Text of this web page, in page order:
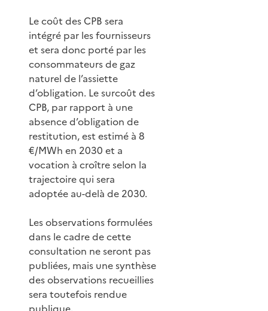
Le coût des CPB sera
intégré par les fournisseurs
et sera donc porté par les
consommateurs de gaz
naturel de l’assiette
d’obligation. Le surcoût des
CPB, par rapport à une
absence d’obligation de
restitution, est estimé à 8
€/MWh en 2030 et a
vocation à croître selon la
trajectoire qui sera
adoptée au-delà de 2030.
Les observations formulées
dans le cadre de cette
consultation ne seront pas
publiées, mais une synthèse
des observations recueillies
sera toutefois rendue